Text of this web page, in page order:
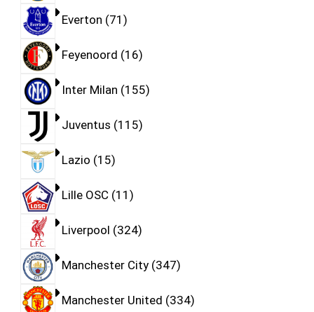
Everton 71
Feyenoord 16
Inter Milan 155
Juventus 115
Lazio 15
Lille OSC 11
Liverpool 324
Manchester City 347
Manchester United 334